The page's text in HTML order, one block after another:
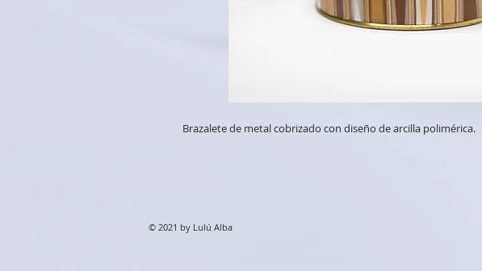
Brazalete de metal cobrizado con diseño de arcilla polimérica.
© 2021 by Lulú Alba